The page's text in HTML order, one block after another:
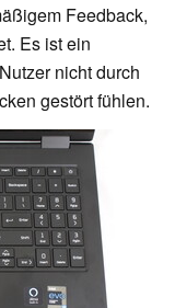
Feedback,
Es ist ein
nicht durch
gestört fühlen.